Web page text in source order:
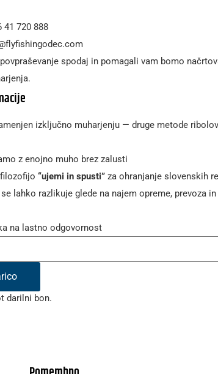
41 720 888
spodaj in pomagali vam bomo
izključno muharjenju — druge metode
z enojno muho brez zalusti
“ujemi in spusti” za ohranjanje slovenskih
lahko razlikuje glede na najem opreme, prevoza
na lastno odgovornost
darilni bon.